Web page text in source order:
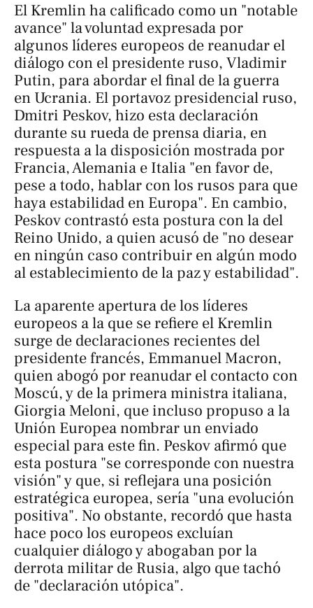
El Kremlin ha calificado como un "notable
avance" la voluntad expresada por
algunos líderes europeos de reanudar el
diálogo con el presidente ruso, Vladimir
Putin, para abordar el final de la guerra
en Ucrania. El portavoz presidencial ruso,
Dmitri Peskov, hizo esta declaración
durante su rueda de prensa diaria, en
respuesta a la disposición mostrada por
Francia, Alemania e Italia "en favor de,
pese a todo, hablar con los rusos para que
haya estabilidad en Europa". En cambio,
Peskov contrastó esta postura con la del
Reino Unido, a quien acusó de "no desear
en ningún caso contribuir en algún modo
al establecimiento de la paz y estabilidad".
La aparente apertura de los líderes
europeos a la que se refiere el Kremlin
surge de declaraciones recientes del
presidente francés, Emmanuel Macron,
quien abogó por reanudar el contacto con
Moscú, y de la primera ministra italiana,
Giorgia Meloni, que incluso propuso a la
Unión Europea nombrar un enviado
especial para este fin. Peskov afirmó que
esta postura "se corresponde con nuestra
visión" y que, si reflejara una posición
estratégica europea, sería "una evolución
positiva". No obstante, recordó que hasta
hace poco los europeos excluían
cualquier diálogo y abogaban por la
derrota militar de Rusia, algo que tachó
de "declaración utópica".